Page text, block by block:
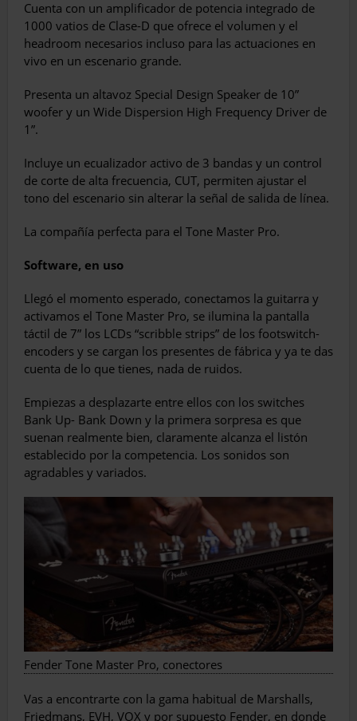
Cuenta con un amplificador de potencia integrado de
1000 vatios de Clase-D que ofrece el volumen y el
headroom necesarios incluso para las actuaciones en
vivo en un escenario grande.
Presenta un altavoz Special Design Speaker de 10”
woofer y un Wide Dispersion High Frequency Driver de
1”.
Incluye un ecualizador activo de 3 bandas y un control
de corte de alta frecuencia, CUT, permiten ajustar el
tono del escenario sin alterar la señal de salida de línea.
La compañía perfecta para el Tone Master Pro.
Software, en uso
Llegó el momento esperado, conectamos la guitarra y
activamos el Tone Master Pro, se ilumina la pantalla
táctil de 7” los LCDs “scribble strips” de los footswitch-
encoders y se cargan los presentes de fábrica y ya te das
cuenta de lo que tienes, nada de ruidos.
Empiezas a desplazarte entre ellos con los switches
Bank Up- Bank Down y la primera sorpresa es que
suenan realmente bien, claramente alcanza el listón
establecido por la competencia. Los sonidos son
agradables y variados.
Fender Tone Master Pro, conectores
Vas a encontrarte con la gama habitual de Marshalls,
Friedmans, EVH, VOX y por supuesto Fender, en donde